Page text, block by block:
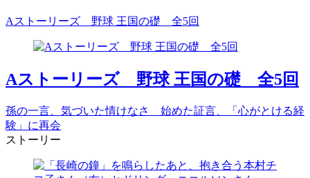
Aストーリーズ 野球 王国の礎 全5回
Aストーリーズ 野球 王国の礎 全5回
孫の一言、気づいた情けなさ 始めた証言、「心がとける経
験」に再会
ストーリー